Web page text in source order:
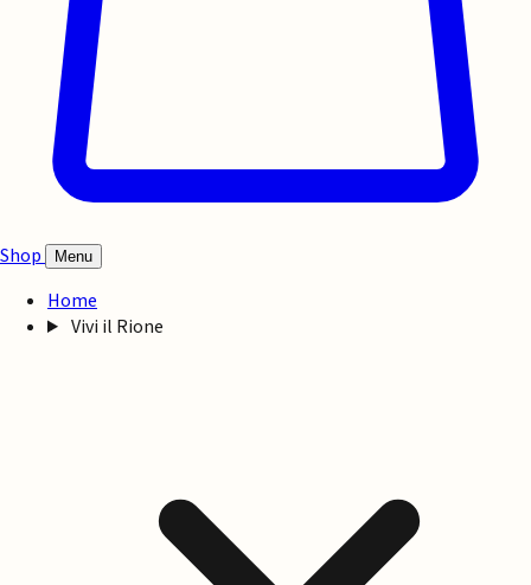
Shop Menu
Home
Vivi il Rione